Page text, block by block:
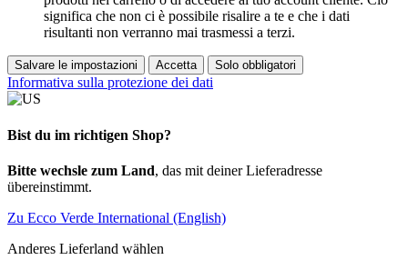
significa che non ci è possibile risalire a te e che i dati
risultanti non verranno mai trasmessi a terzi.
Salvare le impostazioni Accetta Solo obbligatori
Informativa sulla protezione dei dati
Bist du im richtigen Shop?
Bitte wechsle zum Land, das mit deiner Lieferadresse
übereinstimmt.
Zu Ecco Verde International (English)
Anderes Lieferland wählen